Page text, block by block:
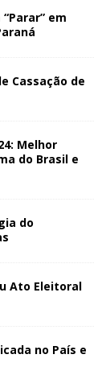
em
Cassação de
Melhor
do Brasil e
do
Ato Eleitoral
no País e